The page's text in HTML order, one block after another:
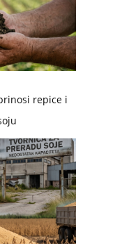
repice i